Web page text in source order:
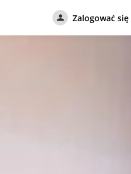
Zalogować się